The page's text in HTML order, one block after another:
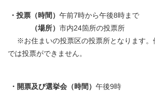
・投票（時間） 午前7時から午後8時まで
（場所） 市内24箇所の投票所
※お住まいの投票区の投票所となります。
では投票ができません。
・開票及び選挙会（時間） 午後9時